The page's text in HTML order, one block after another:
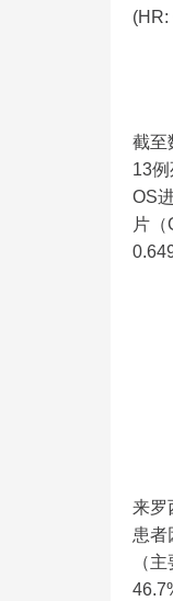
(HR:
截至
13
OS
片
来罗
患者
（